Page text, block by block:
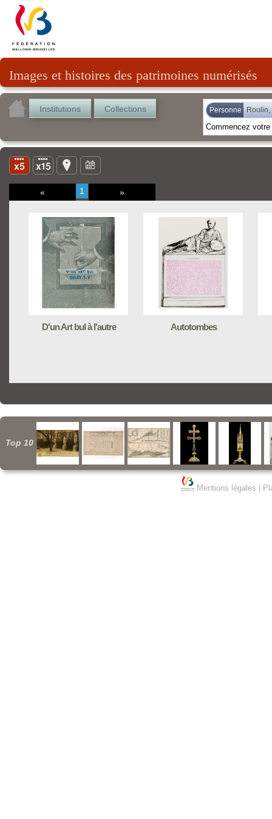
Images et histoires des patrimoines numérisés
Institutions Collections Personne Roulin,
« 1 »
D'un Art bul à l'autre Autotombes
Top 10
Mentions légales